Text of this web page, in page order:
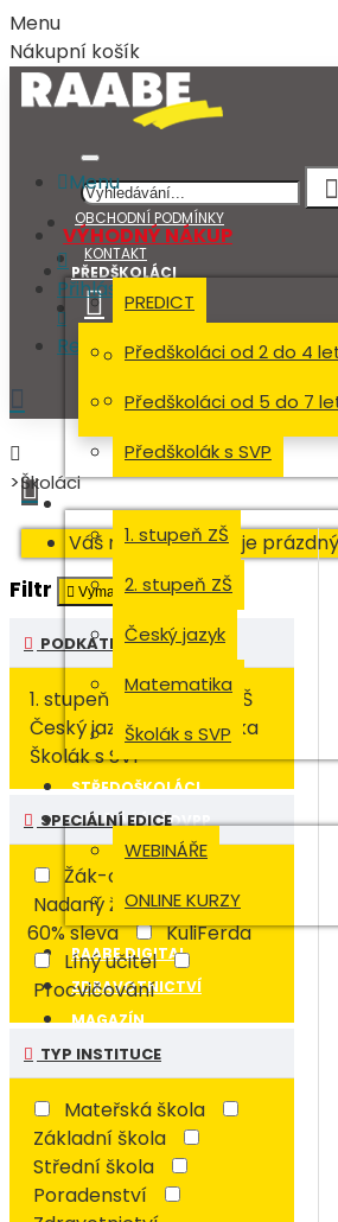
Menu
Nákupní košík
OBCHODNÍ PODMÍNKY
KONTAKT
Přihlásit
Registrovat
Váš nákupní košík je
Menu
VÝHODNÝ NÁKUP
PŘEDŠKOLÁCI
PREDICT
Předškoláci od 2 do 4
Předškoláci od 5 do 7
Předškolák s SVP
ŠKOLÁCI
1. stupeň ZŠ
2. stupeň ZŠ
Český jazyk
Matematika
Školák s SVP
STŘEDOŠKOLÁCI
VZDĚLÁVÁNÍ DVPP
WEBINÁŘE
ONLINE KURZY
RAABE DIGITAL
ZDRAVOTNICTVÍ
MAGAZÍN
Přihlásit
Registrovat
Školáci
Filtr Vymazat
PODKATEGORIE
1. stupeň ZŠ 2. stupeň ZŠ
Český jazyk Matematika
Školák s SVP
SPECIÁLNÍ EDICE
Žák-cizinec
Nadaný žák
až do
60% sleva
KuliFerda
Líný učitel
Procvičování
TYP INSTITUCE
Mateřská škola
Základní škola
Střední škola
Poradenství